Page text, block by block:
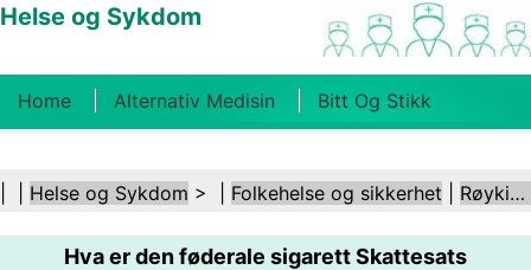
Helse og Sykdom
Home Alternativ Medisin Bitt Og Stikk
Kosthold Og Ernæring Familiehelse
Helsebransjen Psykisk Helse Folkehelse Og
Helse og Sykdom > | Folkehelse og sikkerhet Røyking og tobakk
Hva er den føderale sigarett Skattesats